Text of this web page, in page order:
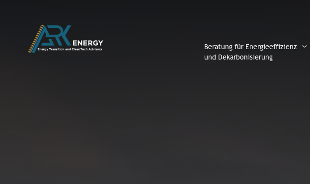
Beratung für Energieeffizienz
und Dekarbonisierung